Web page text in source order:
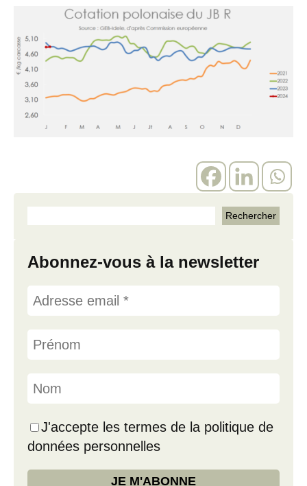
Abonnez-vous à la newsletter
J'accepte les termes de la politique de
données personnelles